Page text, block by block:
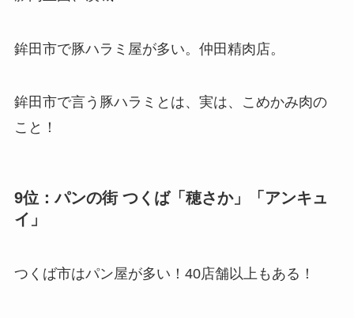
鉾田市で豚ハラミ屋が多い。仲田精肉店。
鉾田市で言う豚ハラミとは、実は、こめかみ肉の
こと！
9位：パンの街 つくば「穂さか」「アンキュ
イ」
つくば市はパン屋が多い！40店舗以上もある！